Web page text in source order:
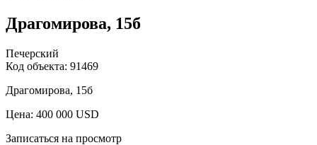
Драгомирова, 15б
Печерский
Код объекта: 91469
Драгомирова, 15б
Цена: 400 000 USD
Записаться на просмотр